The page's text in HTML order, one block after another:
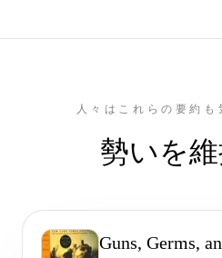
人々はこれらの要約も
勢いを
Guns, Germs,